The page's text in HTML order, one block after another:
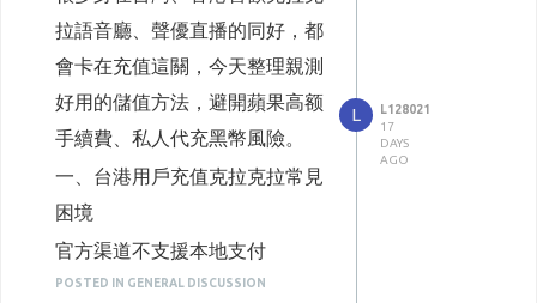
備貨。不用刻意投機操作，單純
避開高匯率時段消費，就能直接
抹平匯差成本，長期下來儲值
3. 優先選大額儲值方案，減少零碎小
額儲值
幾乎所有儲值管道都有相同特
大額儲值方案平均成本最划算。
膚，需要消耗大量遊戲回聲。海
外玩家不用煩惱儲值受限問題，
CARDMVP海外充值平台回聲儲
值價格高CP值，可直接和各大
海外儲值平台比價參考。
CARDMVP平台優勢介紹
账号安全隐患大，极易触发风控
封禁
合规充值渠道，一旦被平台风控
系统检测，会直接清空账户内抖
币，严重时账号受限，活动期间
大量金錢與時間。
二、海外用戶抖音儲值三大核心痛點
1. 官方支付管道完全不兼容，付款屢
屢攔截
抖音國內官方充值僅支援微信、
支付寶、中國境內銀行卡，海外
玩家手邊僅有本地信用卡、
PayPal，直接在App內充值會觸
發跨境风控，經常出現扣款成功
但抖幣不到賬的狀況。
方案，专门给香港做内地抖音充
值的海外用户，全程简单好上
手，避开90%的风控陷阱。
一、先讲清楚：香港用户直接在App
内douyin充值的3个痛点
境外银行卡直接被拦截
内地抖音支付通道只认大陆微
会支付失败，银行还会标记跨
单。
拉語音廳、聲優直播的同好，都
會卡在充值這關，今天整理親測
好用的儲值方法，避開蘋果高额
手續費、私人代充黑幣風險。
一、台港用戶充值克拉克拉常見
困境
官方渠道不支援本地支付
克拉克拉充值只開放微信、大陸
POSTED IN GENERAL DISCUSSION
L
L128021
17
DAYS
AGO